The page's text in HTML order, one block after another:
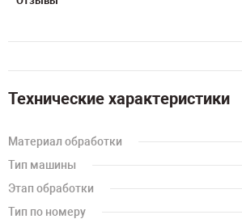
Технические характеристики
Материал обработки
Тип машины
Этап обработки
Тип по номеру